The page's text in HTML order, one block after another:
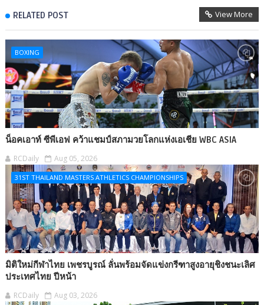
RELATED POST View More
BOXING
น็อคเอาท์ ซีพีเอฟ คว้าแชมป์สภามวยโลกแห่งเอเชีย WBC ASIA
RCDaily Aug 05, 2026
31ST THAILAND MASTERS ATHLETICS CHAMPIONSHIPS
มิติใหม่กีฬาไทย เพชรบูรณ์ ลั่นพร้อมจัดแข่งกรีฑาสูงอายุชิงชนะเลิศ
ประเทศไทย ปีหน้า
RCDaily Aug 03, 2026